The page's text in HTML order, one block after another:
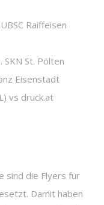
Raiffeisen
SKN St. Pölten
Eisenstadt
vs druck.at
sind die Flyers für
Damit haben